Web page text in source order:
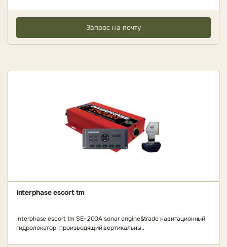
Запрос на почту
Interphase escort tm
Interphase escort tm SE-200A sonar engine&trade навигационный
гидролокатор, производящий вертикальны..